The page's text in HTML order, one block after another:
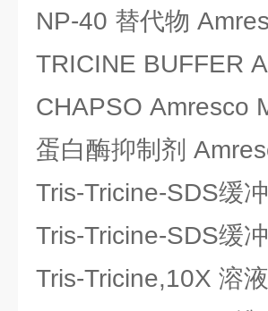
NP-40 替代物
TRICINE BUFFER
CHAPSO Amresco
蛋白酶抑制剂
Tris-Tricine-SDS缓
Tris-Tricine-SDS缓
Tris-Tricine,10X 溶